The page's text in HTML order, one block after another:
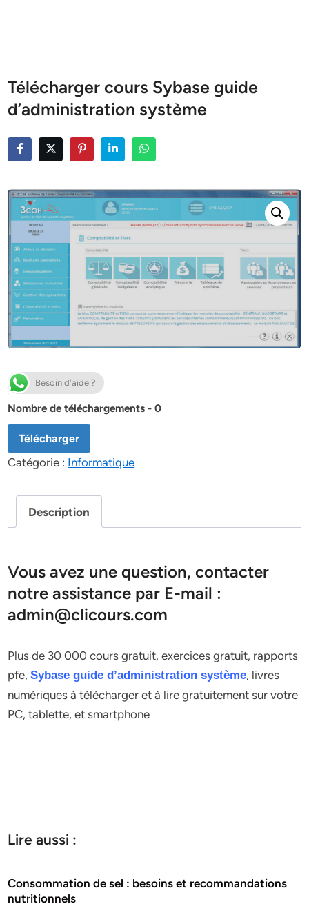
Télécharger cours Sybase guide
d’administration système
Besoin d'aide ?
Nombre de téléchargements - 0
Télécharger
Catégorie : Informatique
Description
Vous avez une question, contacter
notre assistance par E-mail :
admin@clicours.com
Plus de 30 000 cours gratuit, exercices gratuit, rapports
pfe,Sybase guide d’administration système, livres
numériques à télécharger et à lire gratuitement sur votre
PC, tablette, et smartphone
Lire aussi :
Consommation de sel : besoins et recommandations
nutritionnels